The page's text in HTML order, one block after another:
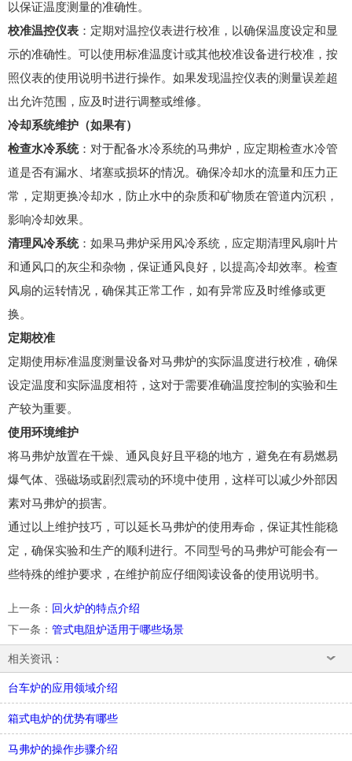
以保证温度测量的准确性。
校准温控仪表 ：定期对温控仪表进行校准，以确保温度设定和显
示的准确性。可以使用标准温度计或其他校准设备进行校准，按
照仪表的使用说明书进行操作。如果发现温控仪表的测量误差超
出允许范围，应及时进行调整或维修。
冷却系统维护（如果有）
检查水冷系统：对于配备水冷系统的马弗炉，应定期检查水冷管
道是否有漏水、堵塞或损坏的情况。确保冷却水的流量和压力正
常，定期更换冷却水，防止水中的杂质和矿物质在管道内沉积，
影响冷却效果。
清理风冷系统：如果马弗炉采用风冷系统，应定期清理风扇叶片
和通风口的灰尘和杂物，保证通风良好，以提高冷却效率。检查
风扇的运转情况，确保其正常工作，如有异常应及时维修或更
换。
定期校准
定期使用标准温度测量设备对马弗炉的实际温度进行校准，确保
设定温度和实际温度相符，这对于需要准确温度控制的实验和生
产较为重要。
使用环境维护
将马弗炉放置在干燥、通风良好且平稳的地方，避免在有易燃易
爆气体、强磁场或剧烈震动的环境中使用，这样可以减少外部因
素对马弗炉的损害。
通过以上维护技巧，可以延长马弗炉的使用寿命，保证其性能稳
定，确保实验和生产的顺利进行。不同型号的马弗炉可能会有一
些特殊的维护要求，在维护前应仔细阅读设备的使用说明书。
上一条 ： 回火炉的特点介绍
下一条 ： 管式电阻炉适用于哪些场景
相关资讯：
台车炉的应用领域介绍
箱式电炉的优势有哪些
马弗炉的操作步骤介绍